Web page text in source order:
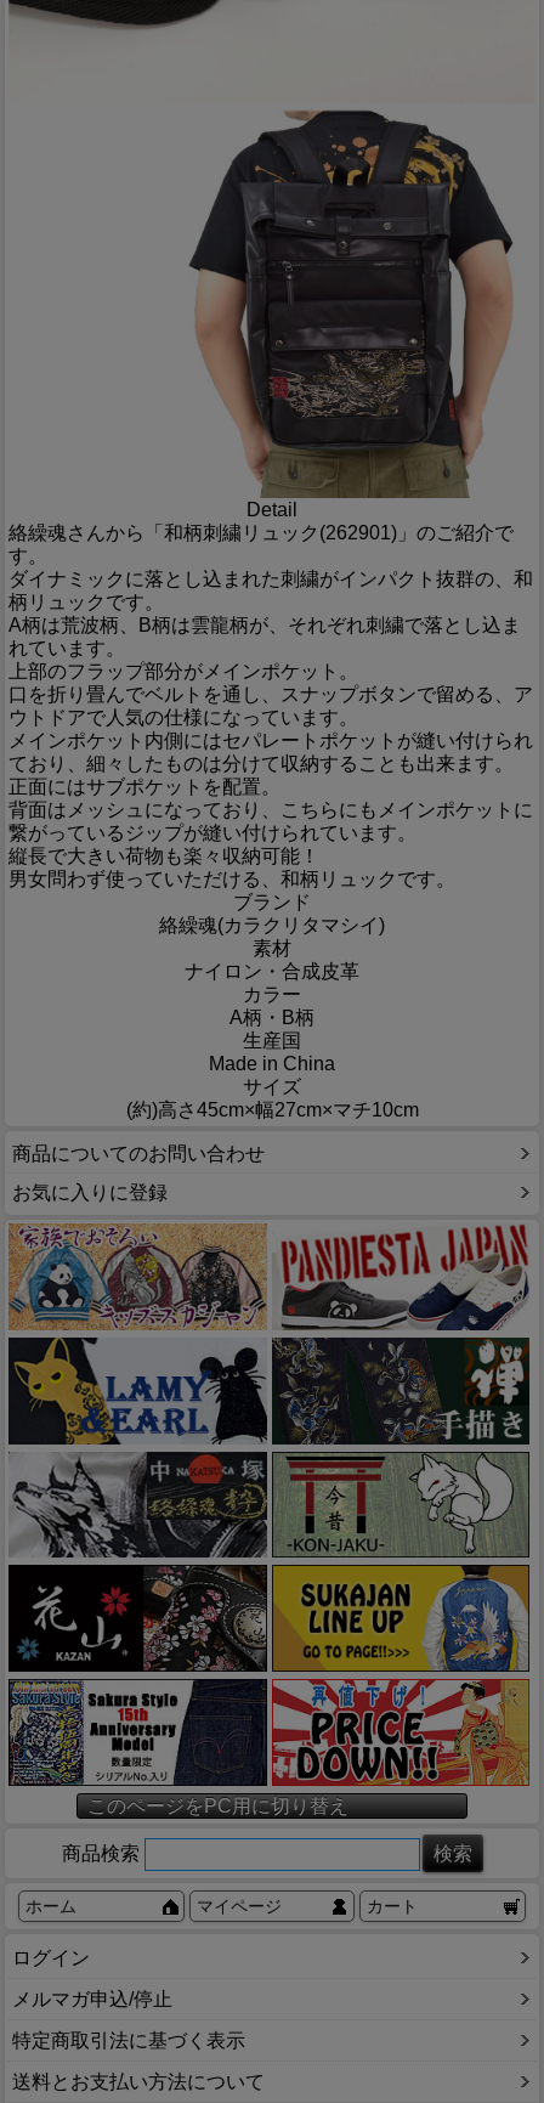
Detail
絡繰魂さんから「和柄刺繍リュック(262901)」のご紹介で
す。
ダイナミックに落とし込まれた刺繍がインパクト抜群の、和
柄リュックです。
A柄は荒波柄、B柄は雲龍柄が、それぞれ刺繍で落とし込ま
れています。
上部のフラップ部分がメインポケット。
口を折り畳んでベルトを通し、スナップボタンで留める、ア
ウトドアで人気の仕様になっています。
メインポケット内側にはセパレートポケットが縫い付けられ
ており、細々したものは分けて収納することも出来ます。
正面にはサブポケットを配置。
背面はメッシュになっており、こちらにもメインポケットに
繋がっているジップが縫い付けられています。
縦長で大きい荷物も楽々収納可能！
男女問わず使っていただける、和柄リュックです。
ブランド
絡繰魂(カラクリタマシイ)
素材
ナイロン・合成皮革
カラー
A柄・B柄
生産国
Made in China
サイズ
(約)高さ45cm×幅27cm×マチ10cm
商品についてのお問い合わせ
お気に入りに登録
このページをPC用に切り替え
商品検索
ホーム マイページ カート
ログイン
メルマガ申込/停止
特定商取引法に基づく表示
送料とお支払い方法について